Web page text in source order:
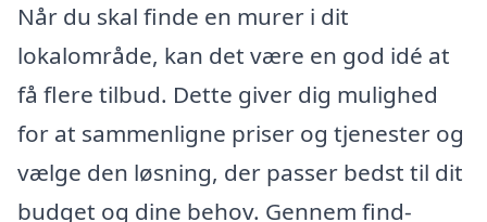
Når du skal finde en murer i dit
lokalområde, kan det være en god idé at
få flere tilbud. Dette giver dig mulighed
for at sammenligne priser og tjenester og
vælge den løsning, der passer bedst til dit
budget og dine behov. Gennem find-